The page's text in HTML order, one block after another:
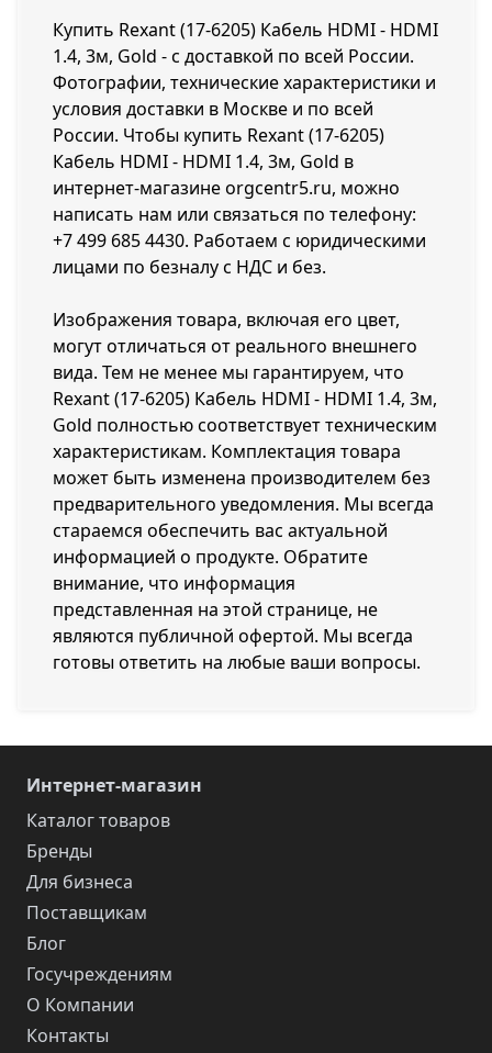
Купить Rexant (17-6205) Кабель HDMI - HDMI
1.4, 3м, Gold - с доставкой по всей России.
Фотографии, технические характеристики и
условия доставки в Москве и по всей
России. Чтобы купить Rexant (17-6205)
Кабель HDMI - HDMI 1.4, 3м, Gold в
интернет-магазине orgcentr5.ru, можно
написать нам или связаться по телефону:
+7 499 685 4430. Работаем с юридическими
лицами по безналу с НДС и без.
Изображения товара, включая его цвет,
могут отличаться от реального внешнего
вида. Тем не менее мы гарантируем, что
Rexant (17-6205) Кабель HDMI - HDMI 1.4, 3м,
Gold полностью соответствует техническим
характеристикам. Комплектация товара
может быть изменена производителем без
предварительного уведомления. Мы всегда
стараемся обеспечить вас актуальной
информацией о продукте. Обратите
внимание, что информация
представленная на этой странице, не
являются публичной офертой. Мы всегда
готовы ответить на любые ваши вопросы.
Интернет-магазин
Каталог товаров
Бренды
Для бизнеса
Поставщикам
Блог
Госучреждениям
О Компании
Контакты